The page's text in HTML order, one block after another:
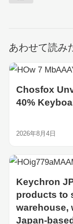
あわせて読み
Chosfox
40%
2026年8月4日
Keychron
products to
warehouse,
Japan-